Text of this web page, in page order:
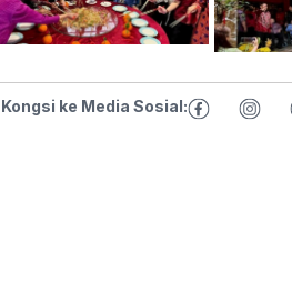
Kongsi ke Media Sosial: